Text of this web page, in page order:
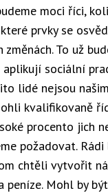
moci říci,
prvky se
změnách. To už
sociální
lidé nejsou
kvalifikovaně
procento jich
požadovat.
chtěli vytvořit
peníze. Mohl by